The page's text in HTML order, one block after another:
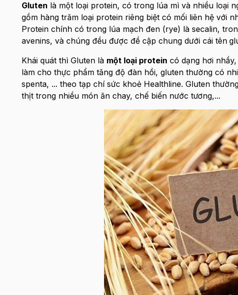
Gluten là một loại protein, có trong lúa mì và nhiều loại
gồm hàng trăm loại protein riêng biệt có mối liên hệ với
Protein chính có trong lúa mạch đen (rye) là secalin,
avenins, và chúng đều được đề cập chung dưới cái tên
Khái quát thì Gluten là một loại protein có dạng hơi
làm cho thực phẩm tăng độ đàn hồi, gluten thường có
spenta, ... theo tạp chí sức khoẻ Healthline. Gluten
thịt trong nhiều món ăn chay, chế biến nước tương,...